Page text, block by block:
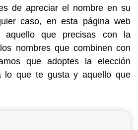
de apreciar el nombre en su
caso, en esta página web
aquello que precisas con la
nombres que combinen con
que adoptes la elección
lo que te gusta y aquello que